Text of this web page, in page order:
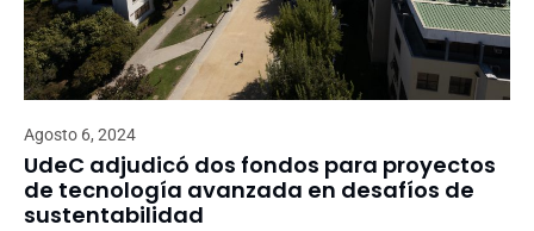
Agosto 6, 2024
UdeC adjudicó dos fondos para proyectos
de tecnología avanzada en desafíos de
sustentabilidad